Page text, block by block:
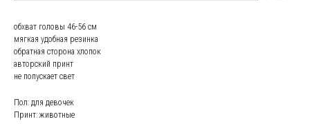
обхват головы 46-56 см
мягкая удобная резинка
обратная сторона хлопок
авторский принт
не попускает свет
Пол: для девочек
Принт: животные